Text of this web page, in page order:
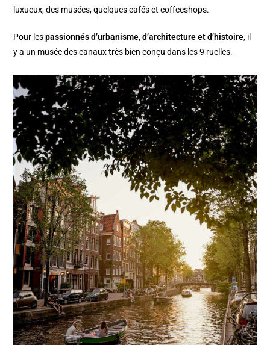
luxueux, des musées, quelques cafés et coffeeshops.
Pour lespassionnés d’urbanisme, d’architecture et d’histoire, il
y a un musée des canaux très bien conçu dans les 9 ruelles.